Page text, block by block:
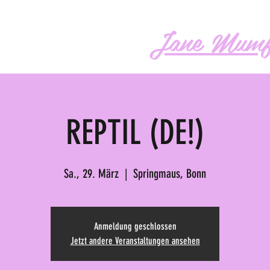
Jane
REPTIL (DE!)
Sa., 29. März
  |
Springmaus, Bonn
Anmeldung geschlossen
Jetzt andere Veranstaltungen ansehen